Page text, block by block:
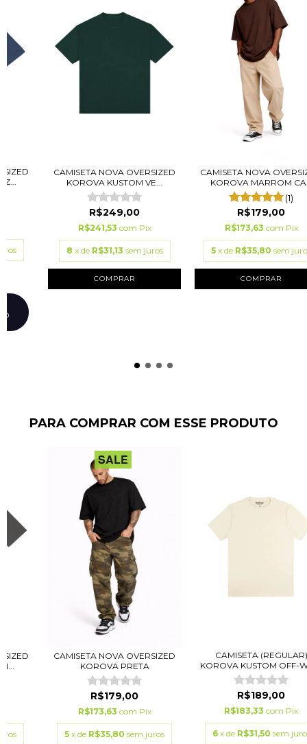
CAMISETA NOVA OVERSIZED
KOROVA KUSTOM VE...
R$249,00
R$241,53 com Pix
8 x de R$31,13 sem juros
COMPRAR
CAMISETA NOVA
KOROVA MARROM
(1)
R$179,00
R$173,63 com Pix
5 x de R$35,80 sem
COMPRAR
PARA COMPRAR COM ESSE PRODUTO
SALE
CAMISETA NOVA OVERSIZED
KOROVA PRETA
R$179,00
R$173,63 com Pix
5 x de R$35,80 sem juros
CAMISETA (REGULAR)
KOROVA KUSTOM OFF-
R$189,00
R$183,33 com Pix
6 x de R$31,50 sem